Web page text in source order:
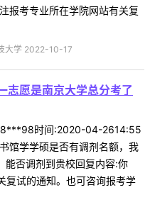
报考专业所在学院网站有关复
大学 2022-10-17
志愿是南京大学总分考了
时间:2020-04-2614:55
馆学学硕是否有调剂名额，我
能否调剂到贵校回复内容:你
复试的通知。也可咨询报考学